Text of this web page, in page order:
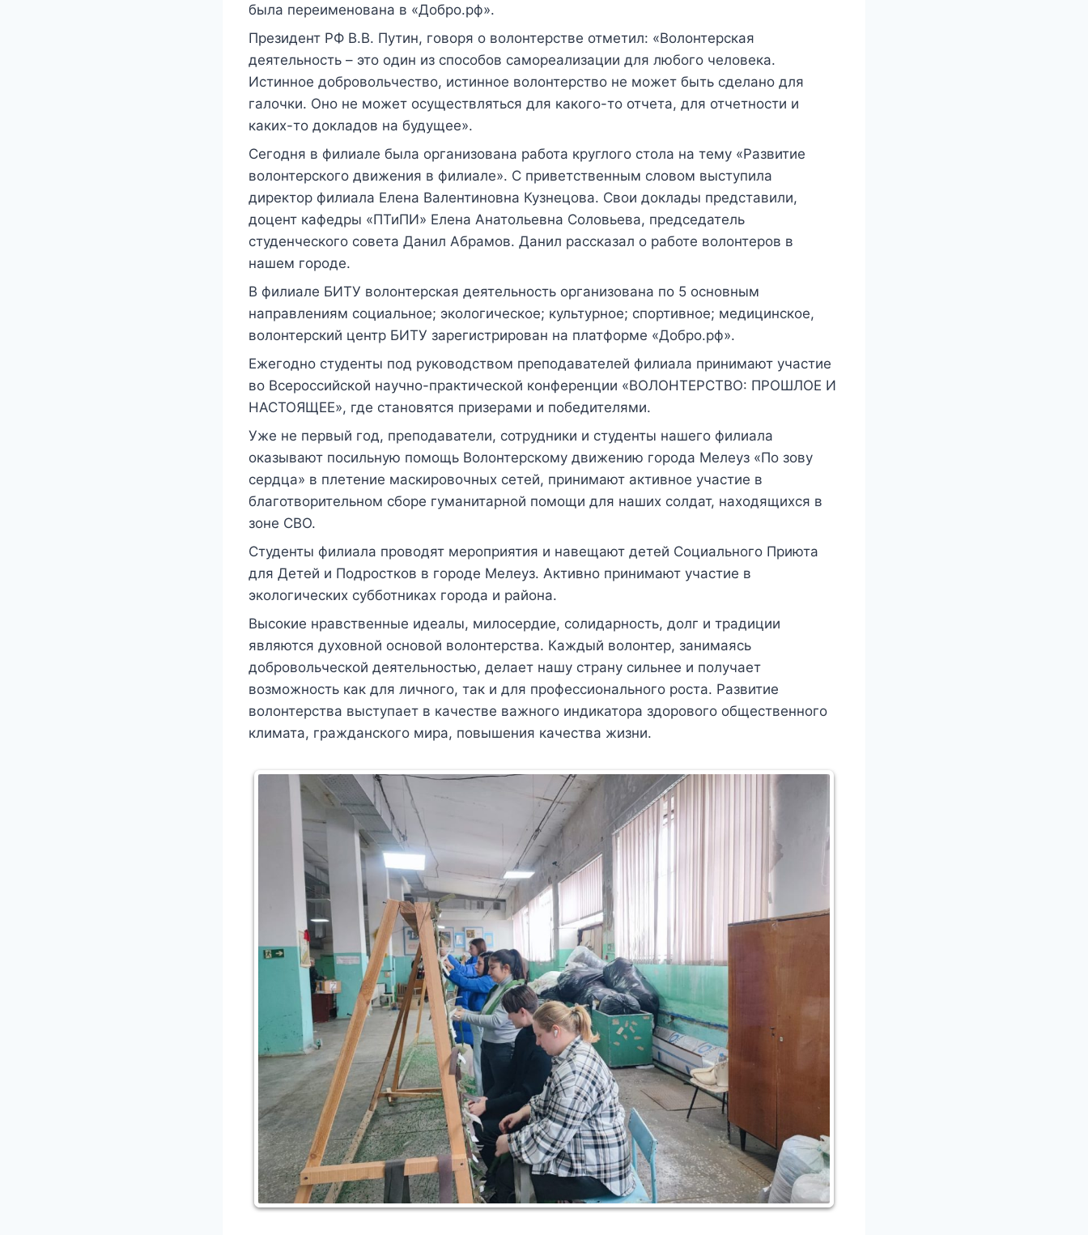
была переименована в «Добро.рф».
Президент РФ В.В. Путин, говоря о волонтерстве отметил: «Волонтерская
деятельность – это один из способов самореализации для любого человека.
Истинное добровольчество, истинное волонтерство не может быть сделано для
галочки. Оно не может осуществляться для какого-то отчета, для отчетности и
каких-то докладов на будущее».
Сегодня в филиале была организована работа круглого стола на тему «Развитие
волонтерского движения в филиале». С приветственным словом выступила
директор филиала Елена Валентиновна Кузнецова. Свои доклады представили,
доцент кафедры «ПТиПИ» Елена Анатольевна Соловьева, председатель
студенческого совета Данил Абрамов. Данил рассказал о работе волонтеров в
нашем городе.
В филиале БИТУ волонтерская деятельность организована по 5 основным
направлениям социальное; экологическое; культурное; спортивное; медицинское,
волонтерский центр БИТУ зарегистрирован на платформе «Добро.рф».
Ежегодно студенты под руководством преподавателей филиала принимают участие
во Всероссийской научно-практической конференции «ВОЛОНТЕРСТВО: ПРОШЛОЕ И
НАСТОЯЩЕЕ», где становятся призерами и победителями.
Уже не первый год, преподаватели, сотрудники и студенты нашего филиала
оказывают посильную помощь Волонтерскому движению города Мелеуз «По зову
сердца» в плетение маскировочных сетей, принимают активное участие в
благотворительном сборе гуманитарной помощи для наших солдат, находящихся в
зоне СВО.
Студенты филиала проводят мероприятия и навещают детей Социального Приюта
для Детей и Подростков в городе Мелеуз. Активно принимают участие в
экологических субботниках города и района.
Высокие нравственные идеалы, милосердие, солидарность, долг и традиции
являются духовной основой волонтерства. Каждый волонтер, занимаясь
добровольческой деятельностью, делает нашу страну сильнее и получает
возможность как для личного, так и для профессионального роста. Развитие
волонтерства выступает в качестве важного индикатора здорового общественного
климата, гражданского мира, повышения качества жизни.